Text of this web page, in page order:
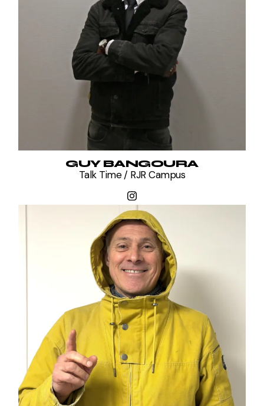
GUY BANGOURA
Talk Time / RJR Campus